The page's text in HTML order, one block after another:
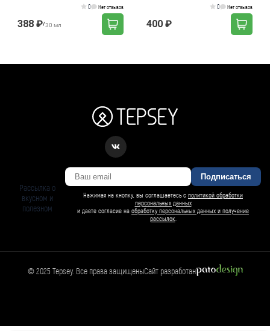
0 Нет отзывов
388 ₽/30 мл
0 Нет отзывов
400 ₽
Рассылка о
вкусном и
полезном
Подписаться
Нажимая на кнопку, вы соглашаетесь с политикой обработки
персональных данных
и даете согласие на обработку персональных данных и получение
рассылок
© 2025 Tepsey. Все права защищеныСайт разработан